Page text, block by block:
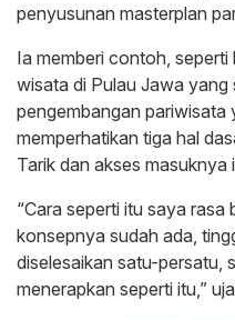
penyusunan masterplan
Ia memberi contoh,
wisata di Pulau Jawa yang
pengembangan pariwisata
memperhatikan tiga hal
Tarik dan akses masuknya
“Cara seperti itu saya rasa
konsepnya sudah ada,
diselesaikan satu-persatu,
menerapkan seperti itu,”